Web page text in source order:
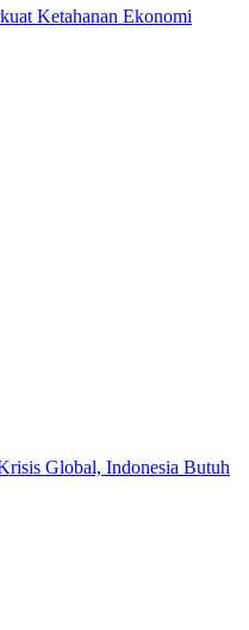
Ketahanan Ekonomi
Global, Indonesia Butuh